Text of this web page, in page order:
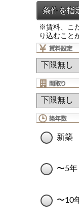
※賃料、こ
り込むこと
新築
〜5年
〜10